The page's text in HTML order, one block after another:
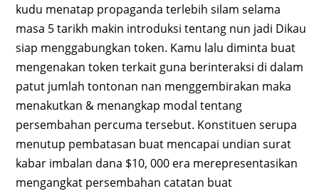
kudu menatap propaganda terlebih silam selama
masa 5 tarikh makin introduksi tentang nun jadi Dikau
siap menggabungkan token. Kamu lalu diminta buat
mengenakan token terkait guna berinteraksi di dalam
patut jumlah tontonan nan menggembirakan maka
menakutkan & menangkap modal tentang
persembahan percuma tersebut. Konstituen serupa
menutup pembatasan buat mencapai undian surat
kabar imbalan dana $10, 000 era merepresentasikan
mengangkat persembahan catatan buat